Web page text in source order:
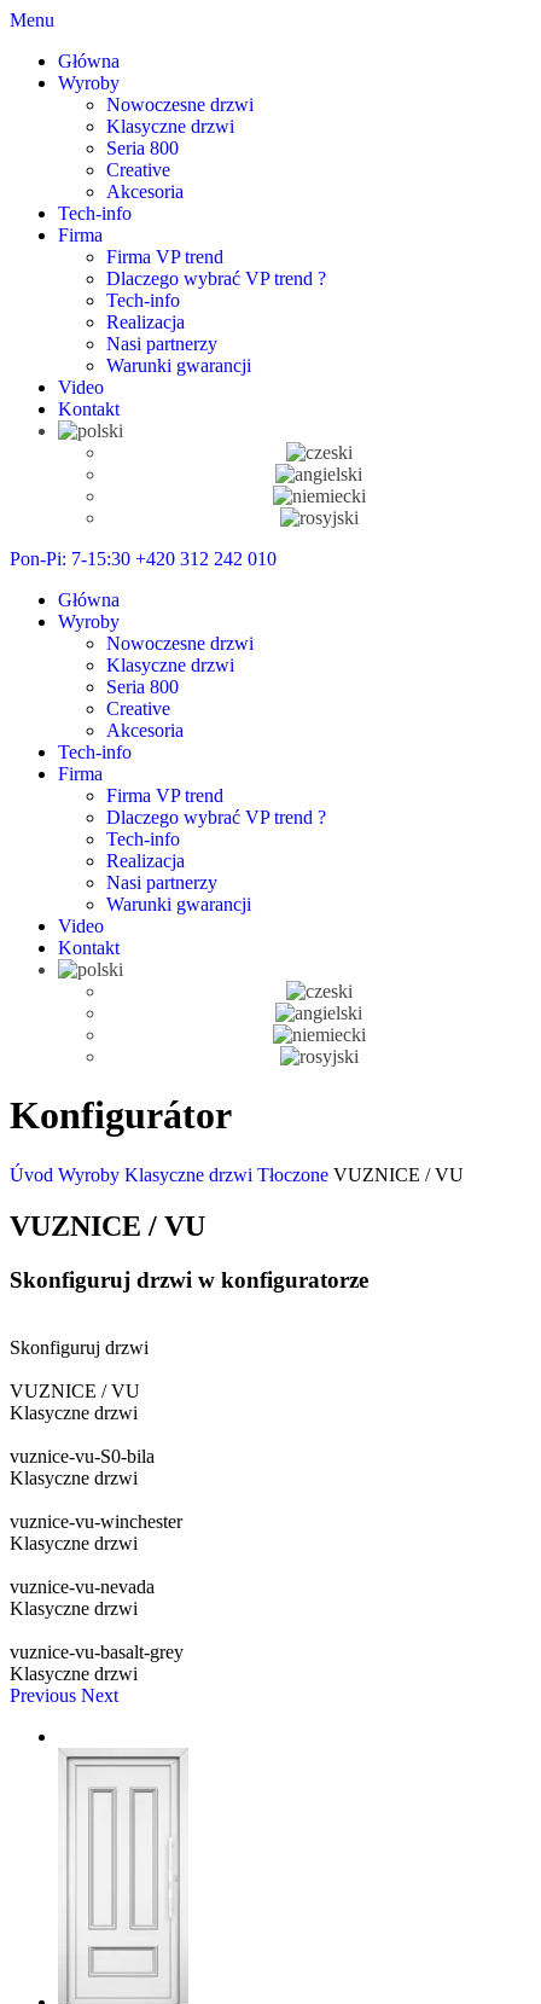
Menu
Główna
Wyroby
Nowoczesne drzwi
Klasyczne drzwi
Seria 800
Creative
Akcesoria
Tech-info
Firma
Firma VP trend
Dlaczego wybrać VP trend ?
Tech-info
Realizacja
Nasi partnerzy
Warunki gwarancji
Video
Kontakt
Pon-Pi: 7-15:30 +420 312 242 010
Główna
Wyroby
Nowoczesne drzwi
Klasyczne drzwi
Seria 800
Creative
Akcesoria
Tech-info
Firma
Firma VP trend
Dlaczego wybrać VP trend ?
Tech-info
Realizacja
Nasi partnerzy
Warunki gwarancji
Video
Kontakt
Konfigurátor
Úvod Wyroby Klasyczne drzwi Tłoczone VUZNICE / VU
VUZNICE / VU
Skonfiguruj drzwi w konfiguratorze
Skonfiguruj drzwi
VUZNICE / VU
Klasyczne drzwi
vuznice-vu-S0-bila
Klasyczne drzwi
vuznice-vu-winchester
Klasyczne drzwi
vuznice-vu-nevada
Klasyczne drzwi
vuznice-vu-basalt-grey
Klasyczne drzwi
Previous Next